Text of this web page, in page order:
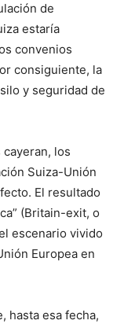
de
estaría
convenios
consiguiente, la
y seguridad de
los
Suiza-Unión
El resultado
(Britain-exit, o
escenario vivido
Europea en
hasta esa fecha,